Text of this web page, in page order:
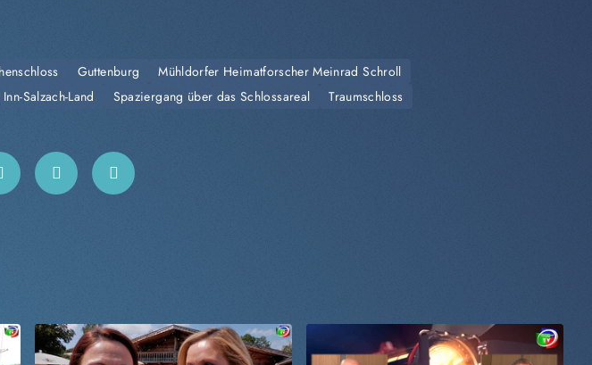
Guttenburg
Mühldorfer Heimatforscher Meinrad Schroll
Salzach-Land Spaziergang über das Schlossareal Traumschloss